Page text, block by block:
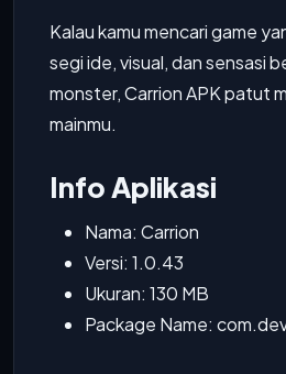
Kalau kamu mencari game
segi ide, visual, dan sensasi
monster, Carrion APK patut
mainmu.
Info Aplikasi
Nama: Carrion
Versi: 1.0.43
Ukuran: 130 MB
Package Name: